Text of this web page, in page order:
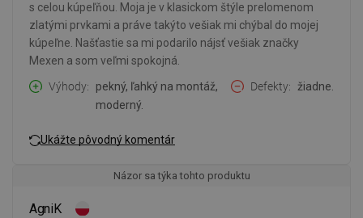
s celou kúpeľňou. Moja je v klasickom štýle prelomenom
zlatými prvkami a práve takýto vešiak mi chýbal do mojej
kúpeľne. Našťastie sa mi podarilo nájsť vešiak značky
Mexen a som veľmi spokojná.
Výhody
pekný, ľahký na montáž,
moderný.
Defekty žiadne.
Ukážte pôvodný komentár
Názor sa týka tohto produktu
AgniK